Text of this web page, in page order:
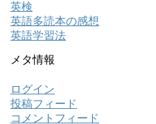
英検
英語多読本の感想
英語学習法
メタ情報
ログイン
投稿フィード
コメントフィード